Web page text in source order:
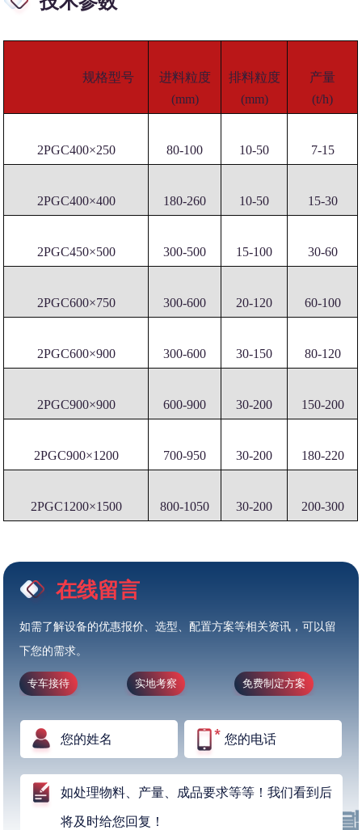
规格型号
进料粒度
(mm)
排料粒度
(mm)
产量
(t/h)
2PGC400×250 80-100 10-50 7-15
2PGC400×400 180-260 10-50 15-30
2PGC450×500 300-500 15-100 30-60
2PGC600×750 300-600 20-120 60-100
2PGC600×900 300-600 30-150 80-120
2PGC900×900 600-900 30-200 150-200
2PGC900×1200 700-950 30-200 180-220
2PGC1200×1500 800-1050 30-200 200-300
在线留言
如需了解设备的优惠报价、选型、配置方案等相关资讯，可以留
下您的需求。
专车接待 实地考察 免费制定方案